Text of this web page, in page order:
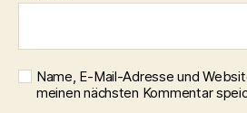
Name, E-Mail-Adresse und
meinen nächsten Kommentar